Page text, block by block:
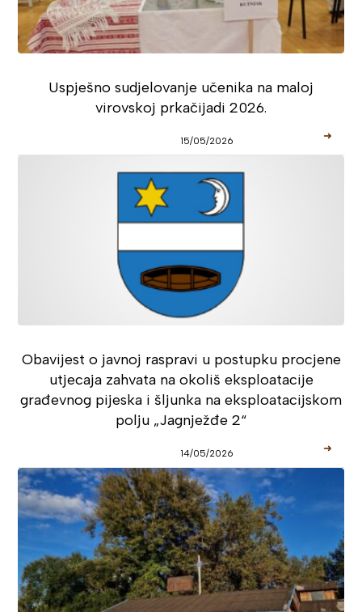
Uspješno sudjelovanje učenika na maloj
virovskoj prkačijadi 2026.
15/05/2026 ➜
Obavijest o javnoj raspravi u postupku procjene
utjecaja zahvata na okoliš eksploatacije
građevnog pijeska i šljunka na eksploatacijskom
polju „Jagnježđe 2“
14/05/2026 ➜